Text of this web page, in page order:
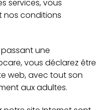
services, vous
conditions
une
vous déclarez être
web, avec tout son
aux adultes.